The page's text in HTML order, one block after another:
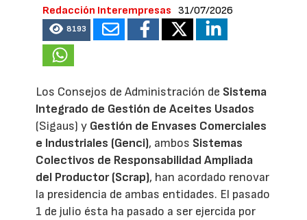
Redacción Interempresas 31/07/2026
8193
Los Consejos de Administración de Sistema
Integrado de Gestión de Aceites Usados
(Sigaus) y Gestión de Envases Comerciales
e Industriales (Genci), ambos Sistemas
Colectivos de Responsabilidad Ampliada
del Productor (Scrap), han acordado renovar
la presidencia de ambas entidades. El pasado
1 de julio ésta ha pasado a ser ejercida por